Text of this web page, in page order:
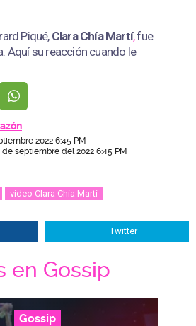
Piqué, Clara Chía Martí,fue
Aquí su reacción cuando le
2022 6:45 PM
septiembre del 2022 6:45 PM
video Clara Chía Martí
Twitter
en Gossip
Gossip